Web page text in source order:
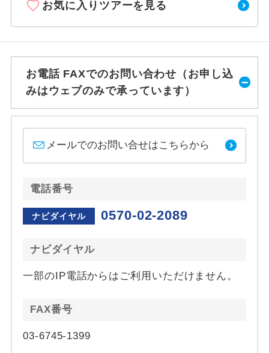
お気に入りツアーを見る
お電話 FAXでのお問い合わせ（お申し込
みはウェブのみで承っています）
メールでのお問い合せはこちらから
電話番号
ナビダイヤル 0570-02-2089
ナビダイヤル
一部のIP電話からはご利用いただけません。
FAX番号
03-6745-1399